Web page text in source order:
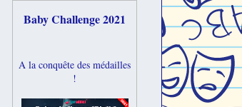
Baby Challenge 2021
A la conquête des médailles
!